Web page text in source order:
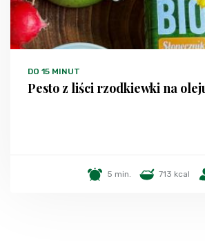
DO 15 MINUT
Pesto z liści rzodkiewki na
5 min. 713 kcal